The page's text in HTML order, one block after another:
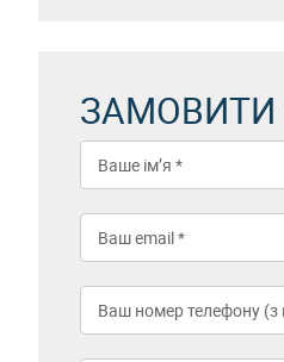
ЗАМОВИТИ